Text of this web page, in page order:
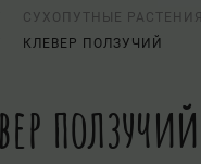
СУХОПУТНЫЕ РАСТЕНИЯ
КЛЕВЕР ПОЛЗУЧИЙ
ползучий